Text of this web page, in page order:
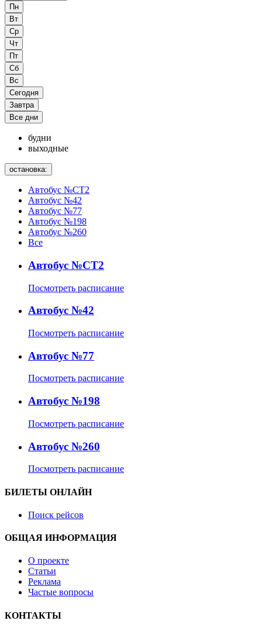
Пн
Вт
Ср
Чт
Пт
Сб
Вс
Сегодня
Завтра
Все дни
будни
выходные
остановка:
Автобус №СТ2
Автобус №42
Автобус №77
Автобус №198
Автобус №260
Все
Автобус №СТ2
Посмотреть расписание
Автобус №42
Посмотреть расписание
Автобус №77
Посмотреть расписание
Автобус №198
Посмотреть расписание
Автобус №260
Посмотреть расписание
БИЛЕТЫ ОНЛАЙН
Поиск рейсов
ОБЩАЯ ИНФОРМАЦИЯ
О проекте
Статьи
Реклама
Частые вопросы
КОНТАКТЫ